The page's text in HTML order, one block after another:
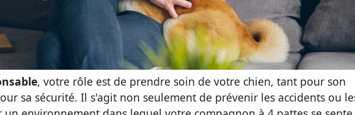
, votre rôle est de prendre soin de votre chien, tant pour son
sa sécurité. Il s'agit non seulement de prévenir les accidents ou